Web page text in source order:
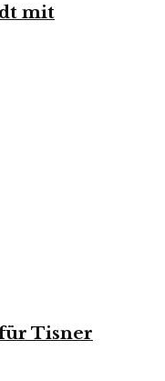
mit
Tisner